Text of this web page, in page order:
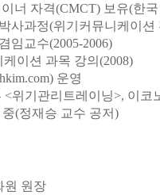
너 자격(CMCT) 보유(한
사과정(위기커뮤니케이션
임교수(2005-2006)
이션 과목 강의(2008)
운영
위기관리트레이닝>, 이코
(정재승 교수 공저)
원 원장